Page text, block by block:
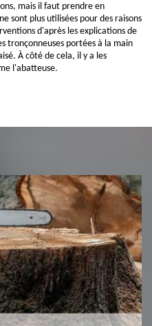
mais il faut prendre en
sont plus utilisées pour des raisons
d'après les explications de
tronçonneuses portées à la main
À côté de cela, il y a les
l'abatteuse.